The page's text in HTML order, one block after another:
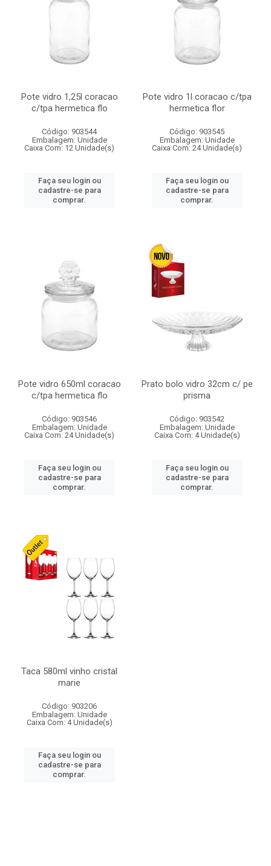
Pote vidro 1,25l coracao
c/tpa hermetica flo
Código: 903544
Embalagem: Unidade
Caixa Com: 12 Unidade(s)
Faça seu login ou
cadastre-se para
comprar.
Pote vidro 1l coracao c/tpa
hermetica flor
Código: 903545
Embalagem: Unidade
Caixa Com: 24 Unidade(s)
Faça seu login ou
cadastre-se para
comprar.
Pote vidro 650ml coracao
c/tpa hermetica flo
Código: 903546
Embalagem: Unidade
Caixa Com: 24 Unidade(s)
Faça seu login ou
cadastre-se para
comprar.
Prato bolo vidro 32cm c/ pe
prisma
Código: 903542
Embalagem: Unidade
Caixa Com: 4 Unidade(s)
Faça seu login ou
cadastre-se para
comprar.
Taca 580ml vinho cristal
marie
Código: 903206
Embalagem: Unidade
Caixa Com: 4 Unidade(s)
Faça seu login ou
cadastre-se para
comprar.